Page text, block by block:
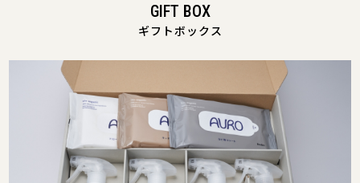
GIFT BOX
ギフトボックス